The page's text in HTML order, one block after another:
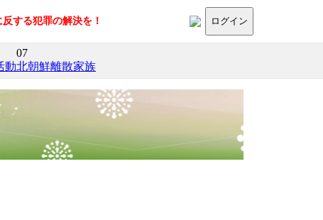
する犯罪の解決を！ ログイン
動
07
北朝鮮離散家族